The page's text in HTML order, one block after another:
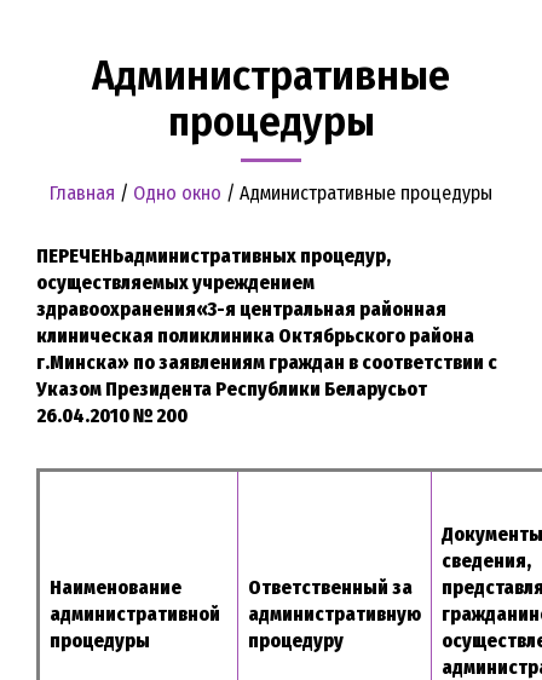
Административные
процедуры
Главная / Одно окно / Административные процедуры
ПЕРЕЧЕНЬадминистративных процедур,
осуществляемых учреждением
здравоохранения«3-я центральная районная
клиническая поликлиника Октябрьского района
г.Минска» по заявлениям граждан в соответствии с
Указом Президента Республики Беларусьот
26.04.2010 № 200
Наименование
административной
процедуры
Ответственный за
административную
процедуру
сведения,